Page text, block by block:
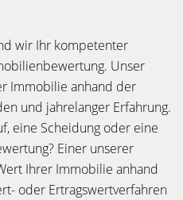
wir Ihr kompetenter
Unser
Immobilie anhand der
und jahrelanger Erfahrung.
eine Scheidung oder eine
Einer unserer
Ihrer Immobilie anhand
oder Ertragswertverfahren